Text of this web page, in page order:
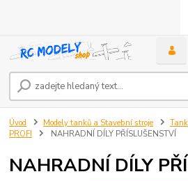
Úvod Modely tanků a Stavební stroje
PROFI
NAHRADNÍ DÍLY PŘÍSLUŠENSTVÍ
NAHRADNÍ DÍLY